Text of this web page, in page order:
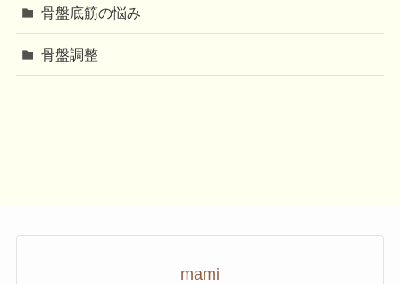
骨盤底筋の悩み
骨盤調整
mami